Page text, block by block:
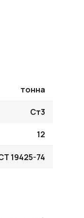
тонна
Ст3
12
19425-74